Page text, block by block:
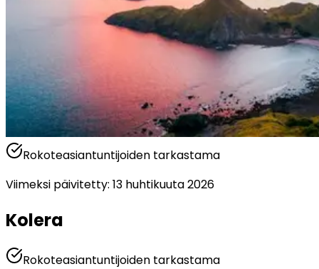
Rokoteasiantuntijoiden tarkastama
Viimeksi päivitetty: 13 huhtikuuta 2026
Kolera
Rokoteasiantuntijoiden tarkastama